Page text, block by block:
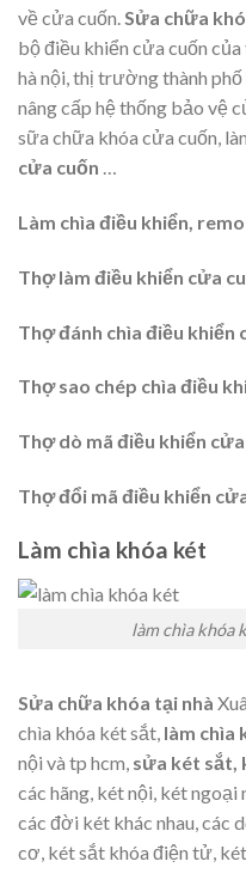
về cửa cuốn.Sửa chữa
bộ điều khiển cửa cuốn
hà nội, thị trường thành
nâng cấp hệ thống bảo vệ
sữa chữa khóa cửa cuốn,
cửa cuốn …
Làm chìa điều khiển,
Thợ làm điều khiển cửa
Thợ đánh chìa điều khiển
Thợ sao chép chìa điều
Thợ dò mã điều khiển
Thợ đổi mã điều khiển
Làm chìa khóa két
làm chìa khóa
Sửa chữa khóa tại nhà
chìa khóa két sắt, làm chìa
nội và tp hcm, sửa két sắt,
các hãng, két nội, két
các đời két khác nhau, các
cơ, két sắt khóa điện tử,